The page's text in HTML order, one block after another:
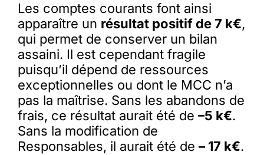
Les comptes courants font ainsi
apparaître un résultat positif de 7 k€,
qui permet de conserver un bilan
assaini. Il est cependant fragile
puisqu’il dépend de ressources
exceptionnelles ou dont le MCC n’a
pas la maîtrise. Sans les abandons de
frais, ce résultat aurait été de –5 k€.
Sans la modification de
Responsables, il aurait été de – 17 k€.